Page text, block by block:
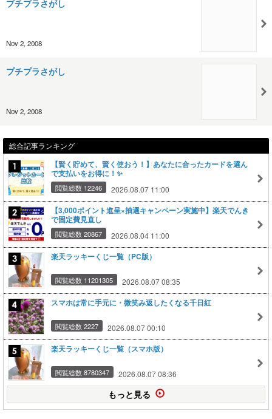
プチプラさがし
Nov 2, 2008
プチプラさがし
Nov 2, 2008
総合記事ランキング
【賢く貯めて、賢く使おう！】あなたに合ったカードを選ん
で支払いをお得に！✨
閲覧総数 12246 2026.08.07 11:00
【3,000ポイント進呈×抽選キャンペーン実施中】楽天でんき
で固定費見直し
閲覧総数 20867 2026.08.04 11:00
楽天ラッキーくじ一覧（PC版）
閲覧総数 11201305 2026.08.07 08:35
スマホは常に手元に・微笑み返したくなる千日紅
閲覧総数 2227 2026.08.07 00:10
楽天ラッキーくじ一覧（スマホ版）
閲覧総数 8780347 2026.08.07 08:36
もっと見る